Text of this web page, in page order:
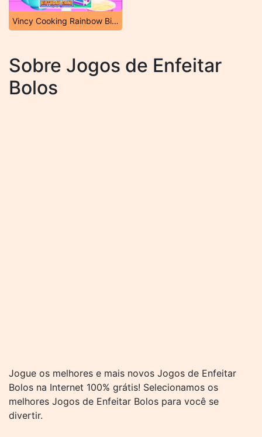
Vincy Cooking Rainbow Birthday Cake
Sobre Jogos de Enfeitar
Bolos
Jogue os melhores e mais novos Jogos de Enfeitar
Bolos na Internet 100% grátis! Selecionamos os
melhores Jogos de Enfeitar Bolos para você se
divertir.